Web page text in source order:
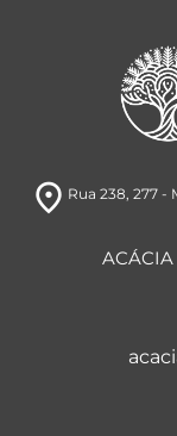
room Rua 238, 277-